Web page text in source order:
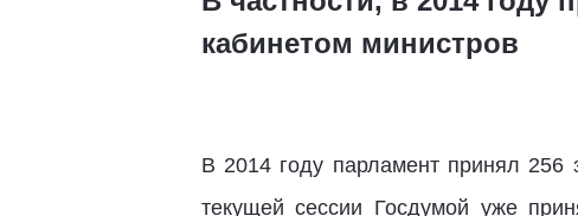
кабинетом министров
В 2014 году парламент принял 256
текущей сессии Госдумой уже